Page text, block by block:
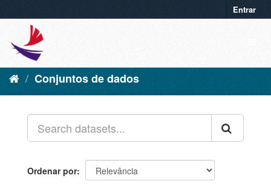
Entrar
Conjuntos de dados
Ordenar por